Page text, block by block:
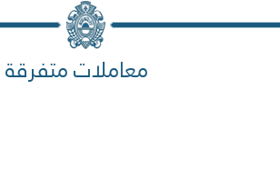
معاملات متفرقة